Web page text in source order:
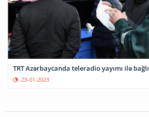
TRT Azərbaycanda teleradio yayımı ilə
23-01-2023